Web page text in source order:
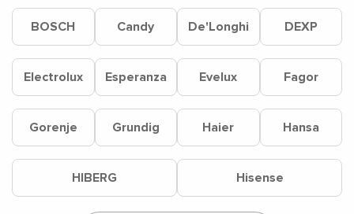
BOSCH Candy De'Longhi DEXP
Electrolux Esperanza Evelux Fagor
Gorenje Grundig Haier Hansa
HIBERG Hisense